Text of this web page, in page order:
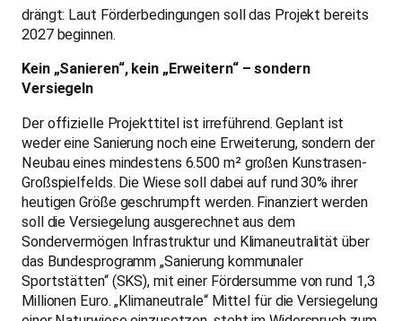
Sportstätten“ (SKS), mit einer Fördersumme von rund 1,3
Millionen Euro. „Klimaneutrale“ Mittel für die Versiegelung
einer Naturwiese einzusetzen, steht im Widerspruch zum
Zweck des Programms, Neubauten sind ebenfalls nicht
förderfähig. Hinzu kommt, dass von den vom Bezirk
im Rahmen des SKS- Programms Förderung bekommen
hat, aus unerklärlichen Gründen wird nur das vom Senat
eingereichte Versiegelungsprojekt gefördert. Dabei fehlt
jeder Euro, der hier investiert wird, anderswo – bei den
vielen Sportstätten in der Stadt, die tatsächlich
sanierungsbedürftig sind.
Eine Wiese, die mehr leistet als der gesamte
Sportpark
Die Sportwiese ist niedrigschwellig, offen, kostenfrei,